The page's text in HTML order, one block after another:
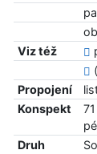
Viz též
Propojení
Konspekt
Druh